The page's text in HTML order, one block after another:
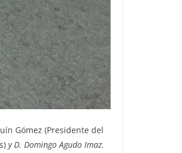
Gómez (Presidente del
y D. Domingo Agudo Imaz.